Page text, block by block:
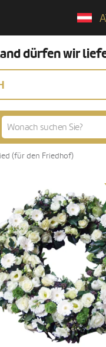
dürfen wir
(für den Friedhof)